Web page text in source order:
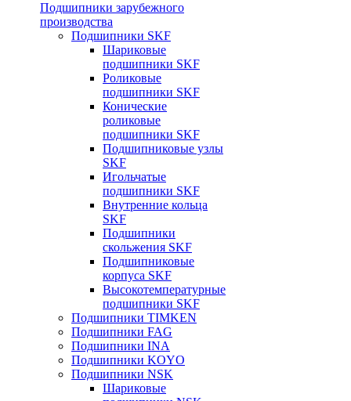
Подшипники зарубежного
производства
Подшипники SKF
Шариковые
подшипники SKF
Роликовые
подшипники SKF
Конические
роликовые
подшипники SKF
Подшипниковые узлы
SKF
Игольчатые
подшипники SKF
Внутренние кольца
SKF
Подшипники
скольжения SKF
Подшипниковые
корпуса SKF
Высокотемпературные
подшипники SKF
Подшипники TIMKEN
Подшипники FAG
Подшипники INA
Подшипники KOYO
Подшипники NSK
Шариковые